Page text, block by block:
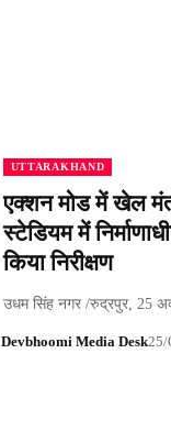
UTTARAKHAND
एक्शन मोड में खेल
स्टेडियम में
किया निरीक्षण
उधम सिंह नगर /रुद्रपुर, 25
Devbhoomi Media Desk25/